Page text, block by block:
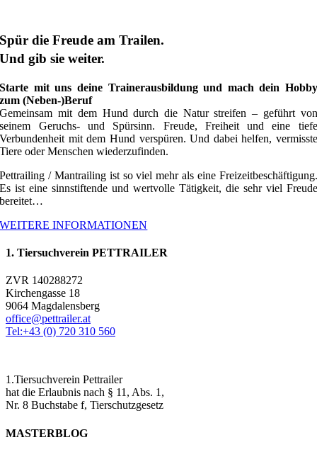
Spür die Freude am Trailen.
Und gib sie weiter.
Starte mit uns deine Trainerausbildung und mach dein Hobby
zum (Neben-)Beruf
Gemeinsam mit dem Hund durch die Natur streifen – geführt von
seinem Geruchs- und Spürsinn. Freude, Freiheit und eine tiefe
Verbundenheit mit dem Hund verspüren. Und dabei helfen, vermisste
Tiere oder Menschen wiederzufinden.
Pettrailing / Mantrailing ist so viel mehr als eine Freizeitbeschäftigung.
Es ist eine sinnstiftende und wertvolle Tätigkeit, die sehr viel Freude
bereitet…
WEITERE INFORMATIONEN
1. Tiersuchverein PETTRAILER
ZVR 140288272
Kirchengasse 18
9064 Magdalensberg
office@pettrailer.at
Tel:+43 (0) 720 310 560
1.Tiersuchverein Pettrailer
hat die Erlaubnis nach § 11, Abs. 1,
Nr. 8 Buchstabe f, Tierschutzgesetz
MASTERBLOG